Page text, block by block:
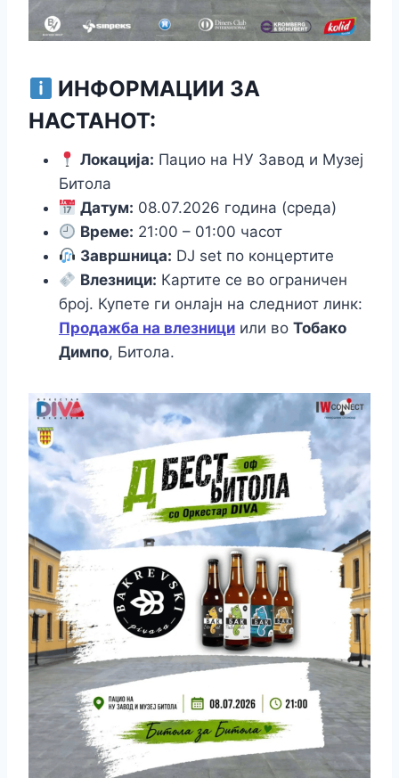
ИНФОРМАЦИИ ЗА
НАСТАНОТ:
Локација: Пацио на НУ Завод и Музеј
Битола
Датум: 08.07.2026 година (среда)
Време: 21:00 – 01:00 часот
Завршница: DJ set по концертите
Влезници: Картите се во ограничен
број. Купете ги онлајн на следниот линк:
Продажба на влезници или во Тобако
Димпо, Битола.